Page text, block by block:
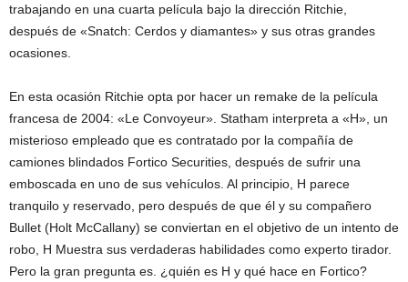
trabajando en una cuarta película bajo la dirección Ritchie,
después de «Snatch: Cerdos y diamantes» y sus otras grandes
ocasiones.
En esta ocasión Ritchie opta por hacer un remake de la película
francesa de 2004: «Le Convoyeur». Statham interpreta a «H», un
misterioso empleado que es contratado por la compañía de
camiones blindados Fortico Securities, después de sufrir una
emboscada en uno de sus vehículos. Al principio, H parece
tranquilo y reservado, pero después de que él y su compañero
Bullet (Holt McCallany) se conviertan en el objetivo de un intento de
robo, H Muestra sus verdaderas habilidades como experto tirador.
Pero la gran pregunta es. ¿quién es H y qué hace en Fortico?